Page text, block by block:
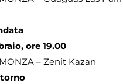
ore 19.00
– Zenit Kazan